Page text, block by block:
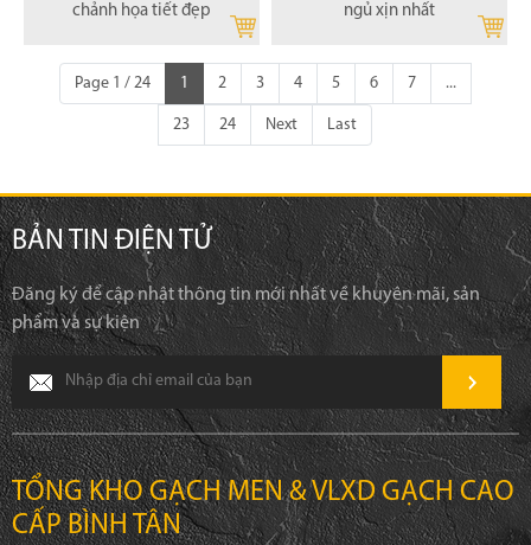
chảnh họa tiết đẹp
ngủ xịn nhất
Page 1 / 24 1 2 3 4 5 6 7 ...
23 24 Next Last
BẢN TIN ĐIỆN TỬ
Đăng ký để cập nhật thông tin mới nhất về khuyên mãi, sản
phẩm và sự kiện
TỔNG KHO GẠCH MEN & VLXD GẠCH CAO
CẤP BÌNH TÂN